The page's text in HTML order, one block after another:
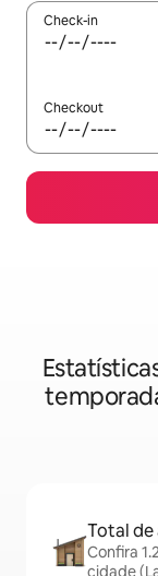
Check-in
Checkout
Total de
Confira
cidade